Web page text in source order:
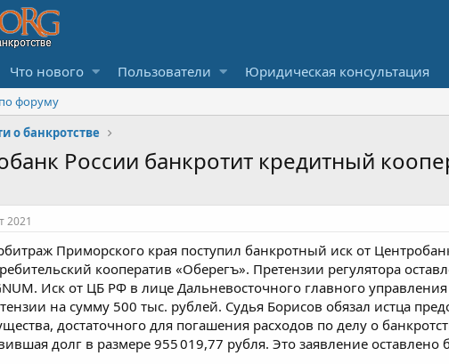
Что нового Пользователи Юридическая консультация
форуму
о банкротстве
России банкротит кредитный
2021
Приморского края поступил банкротный иск от
кооператив «Оберегъ». Претензии регулятора
Иск от ЦБ РФ в лице Дальневосточного главного
на сумму 500 тыс. рублей. Судья Борисов обязал истца
достаточного для погашения расходов по делу о
долг в размере 955 019,77 рубля. Это заявление